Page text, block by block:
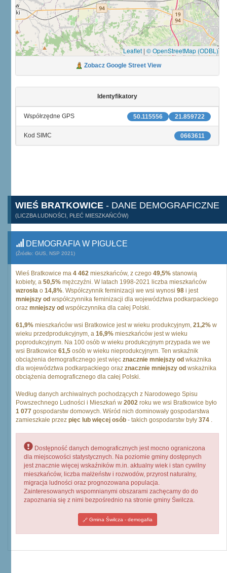
Leaflet | © OpenStreetMap (ODBL)
Zobacz Google Street View
Identyfikatory
21.859722
50.115556
Współrzędne GPS
0663611
Kod SIMC
WIEŚ BRATKOWICE - DANE DEMOGRAFICZNE
(LICZBA LUDNOŚCI, PŁEĆ MIESZKAŃCÓW)
DEMOGRAFIA W PIGUŁCE
(Źródło: GUS, NSP 2021)
Wieś Bratkowice ma 4 462 mieszkańców, z czego 49,5% stanowią
kobiety, a 50,5% mężczyźni. W latach 1998-2021 liczba mieszkańców
wzrosła o 14,8%. Współczynnik feminizacji we wsi wynosi 98 i jest
mniejszy od współczynnika feminizacji dla województwa podkarpackiego
oraz mniejszy od współczynnika dla całej Polski.
61,9% mieszkańców wsi Bratkowice jest w wieku produkcyjnym, 21,2% w
wieku przedprodukcyjnym, a 16,9% mieszkańców jest w wieku
poprodukcyjnym. Na 100 osób w wieku produkcyjnym przypada we we
wsi Bratkowice 61,5 osób w wieku nieprodukcyjnym. Ten wskaźnik
obciążenia demograficznego jest więc znacznie mniejszy od wkażnika
dla województwa podkarpackiego oraz znacznie mniejszy od wskażnika
obciążenia demograficznego dla całej Polski.
Według danych archiwalnych pochodzących z Narodowego Spisu
Powszechnego Ludności i Mieszkań w 2002 roku we wsi Bratkowice było
1 077 gospodarstw domowych. Wśród nich dominowały gospodarstwa
zamieszkałe przez pięc lub więcej osób - takich gospodarstw były 374 .
Dostępność danych demograficznych jest mocno ograniczona
dla miejscowości statystycznych. Na poziomie gminy dostępnych
jest znacznie więcej wskaźników m.in. aktualny wiek i stan cywilny
mieszkańców, liczba małżeństw i rozwodów, przyrost naturalny,
migracja ludności oraz prognozowana populacja.
Zainteresowanych wspomnianymi obszarami zachęcamy do do
zapoznania się z nimi bezpośrednio na stronie gminy Świlcza.
Gmina Świlcza - demogafia